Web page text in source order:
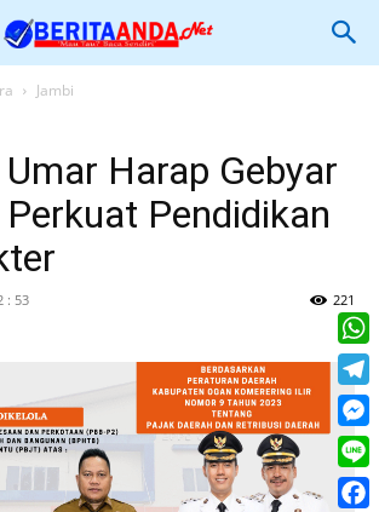
Jambi
Harap Gebyar
Pendidikan
: 53 221
Line